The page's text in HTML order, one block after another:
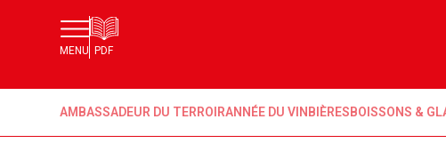
MENU PDF
AMBASSADEUR DU TERROIRANNÉE DU VIN BIÈRESBOISSONS &